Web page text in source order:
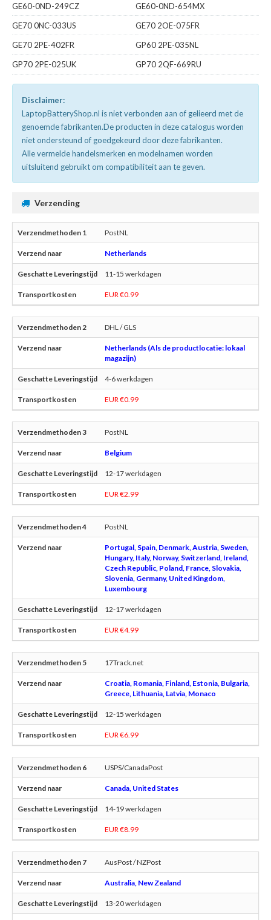
GE60-0ND-249CZ
GE60-0ND-654MX
GE70 0NC-033US
GE70 2OE-075FR
GE70 2PE-402FR
GP60 2PE-035NL
GP70 2PE-025UK
GP70 2QF-669RU
Disclaimer:
LaptopBatteryShop.nl is niet verbonden aan of gelieerd met de
genoemde fabrikanten.De producten in deze catalogus worden
niet ondersteund of goedgekeurd door deze fabrikanten.
Alle vermelde handelsmerken en modelnamen worden
uitsluitend gebruikt om compatibiliteit aan te geven.
Verzending
PostNL
Netherlands
11-15 werkdagen
EUR €0.99
DHL / GLS
Netherlands (Als de productlocatie: lokaal
magazijn)
4-6 werkdagen
EUR €0.99
PostNL
Belgium
12-17 werkdagen
EUR €2.99
PostNL
Portugal, Spain, Denmark, Austria, Sweden,
Hungary, Italy, Norway, Switzerland, Ireland,
Czech Republic, Poland, France, Slovakia,
Slovenia, Germany, United Kingdom,
Luxembourg
12-17 werkdagen
EUR €4.99
17Track.net
Croatia, Romania, Finland, Estonia, Bulgaria,
Greece, Lithuania, Latvia, Monaco
12-15 werkdagen
EUR €6.99
USPS/CanadaPost
Canada, United States
14-19 werkdagen
EUR €8.99
AusPost / NZPost
Australia, New Zealand
13-20 werkdagen